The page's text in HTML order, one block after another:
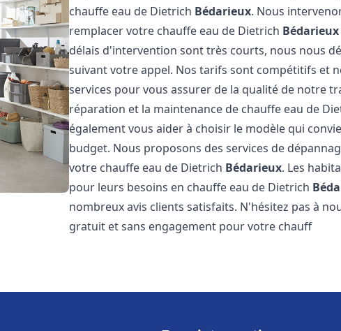
chauffe eau de Dietrich Bédarieux. Nous
remplacer votre chauffe eau de Dietrich Bédarieux
délais d'intervention sont très courts, nous nous
suivant votre appel. Nos tarifs sont compétitifs et
services pour vous assurer de la qualité de notre
réparation et la maintenance de chauffe eau de
également vous aider à choisir le modèle qui
budget. Nous proposons des services de
votre chauffe eau de Dietrich Bédarieux. Les
pour leurs besoins en chauffe eau de Dietrich
nombreux avis clients satisfaits. N'hésitez pas à
gratuit et sans engagement pour votre chauff